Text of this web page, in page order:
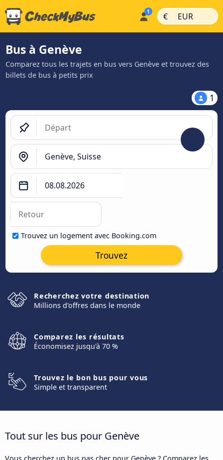
€ | EUR |
Bus à Genève
Comparez tous les trajets en bus vers Genève et trouvez des
billets de bus à petits prix
1
Trouvez un logement avec Booking.com
Trouvez
Recherchez votre destination
Millions d'offres dans le monde
Comparez les résultats
Économisez jusqu'à 70 %
Trouvez le bon bus pour vous
Simple et transparent
Tout sur les bus pour Genève